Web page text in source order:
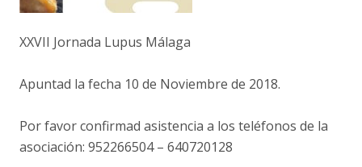
XXVII Jornada Lupus Málaga
Apuntad la fecha 10 de Noviembre de 2018.
Por favor confirmad asistencia a los teléfonos de la
asociación: 952266504 – 640720128